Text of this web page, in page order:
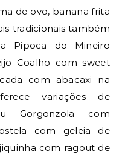
de ovo, banana frita
tradicionais também
Pipoca do Mineiro
Coalho com sweet
com abacaxi na
variações de
Gorgonzola com
com geleia de
com ragout de